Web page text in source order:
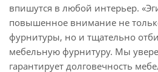
впишутся в любой интерьер.
повышенное внимание не
фурнитуры, но и тщательно
мебельную фурнитуру. Мы
гарантирует долговечность